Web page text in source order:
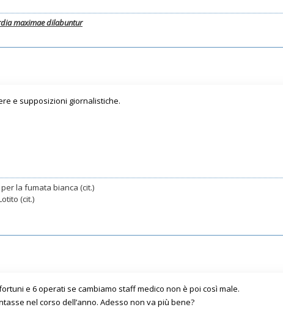
maximae dilabuntur
e supposizioni giornalistiche.
la fumata bianca (cit.)
(cit.)
e 6 operati se cambiamo staff medico non è poi così male.
nel corso dell’anno. Adesso non va più bene?